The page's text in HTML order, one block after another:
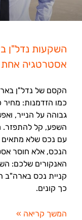
השקעות נדל"ן
אסטרטגיה
הקסם של נדל"ן
כמו הזדמנות: מחיר
גבוהה על הנייר,
השפע, קל להתפזר.
עם נכס שלא מתאים
הנכס, אלא חוסר
האנקורים שלכם:
קניית נכס בארה"ב
כך קונים.
המשך קריאה »